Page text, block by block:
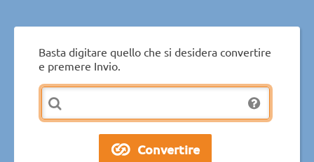
Basta digitare quello che si desidera convertire
e premere Invio.